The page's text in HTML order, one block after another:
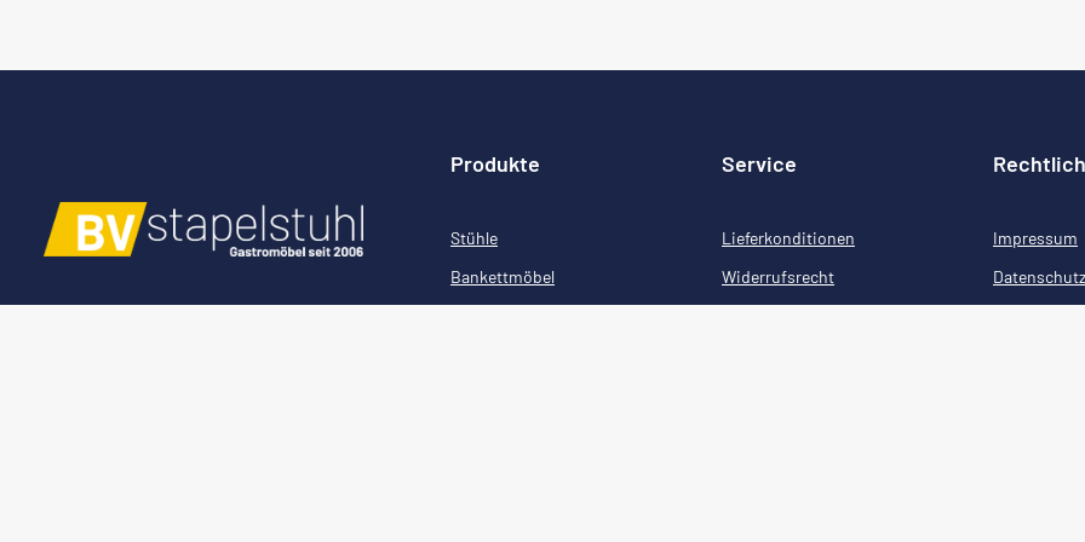
Produkte
Stühle
Bankettmöbel
Service
Lieferkonditionen
Widerrufsrecht
Impressum
Datenschutz